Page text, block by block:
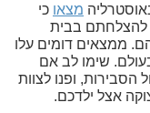
מצאו כי
להצלחתם בבית
ממצאים דומים עלו
שימו לב אם
הסבירות, ופנו לצוות
אצל ילדכם.